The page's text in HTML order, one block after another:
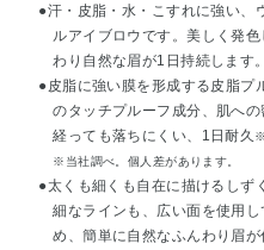
●汗・皮脂・水・こすれに強い、
ルアイブロウです。美しく発
わり自然な眉が1日持続します。
●皮脂に強い膜を形成する皮脂プ
のタッチプルーフ成分、肌へ
経っても落ちにくい、1日耐久 ※
※当社調べ。個人差があります。
●太くも細くも自在に描けるしず
細なラインも、広い面を使用
め、簡単に自然なふんわり眉が